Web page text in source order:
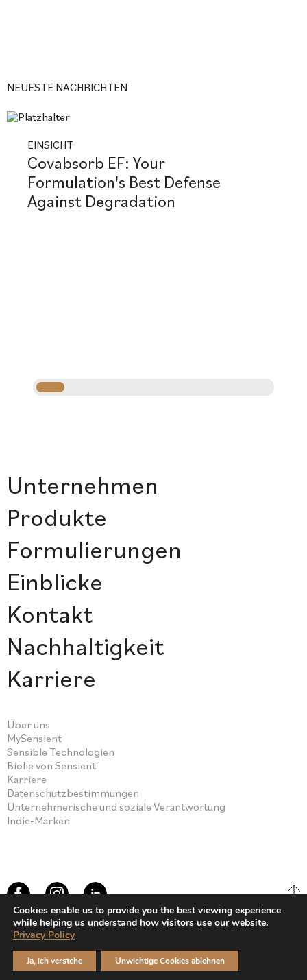
NEUESTE NACHRICHTEN
EINSICHT
Covabsorb EF: Your
Formulation's Best Defense
Against Degradation
Unternehmen
Produkte
Formulierungen
Einblicke
Kontakt
Nachhaltigkeit
Karriere
Über uns
MySensient
Sensible Technologien
Biolie von Sensient
Karriere
Datenschutzbestimmungen
Unternehmerische und soziale Verantwortung
Indie-Marken
Cookies enable us to provide you the best viewing experience
while helping us understand how visitors use our website.
Privacy Policy
Ja, ich verstehe Unwichtige Cookies ablehnen